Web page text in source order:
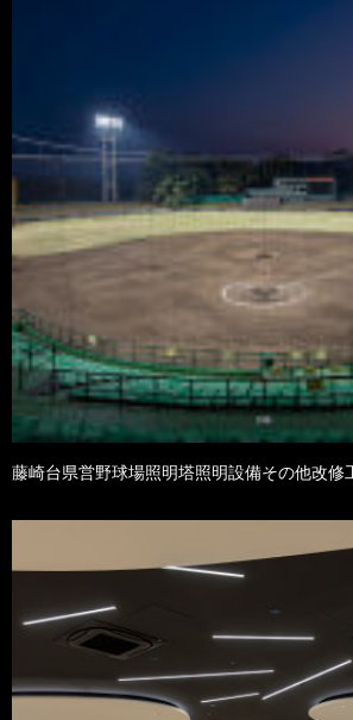
藤崎台県営野球場照明塔照明設備その他改修